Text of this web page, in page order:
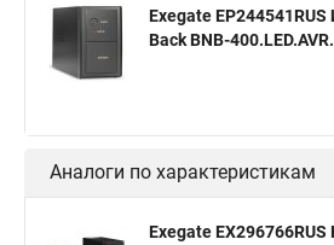
Exegate
Back BNB-
Аналоги по характеристикам
Exegate